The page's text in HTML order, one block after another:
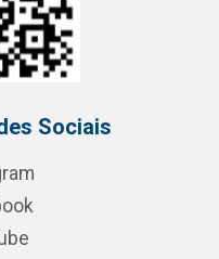
Sociais